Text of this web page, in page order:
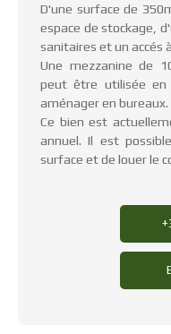
D'une surface de
espace de stockage,
sanitaires et un accés
Une mezzanine de
peut être utilisée
aménager en bureaux.
Ce bien est
annuel. Il est
surface et de louer le